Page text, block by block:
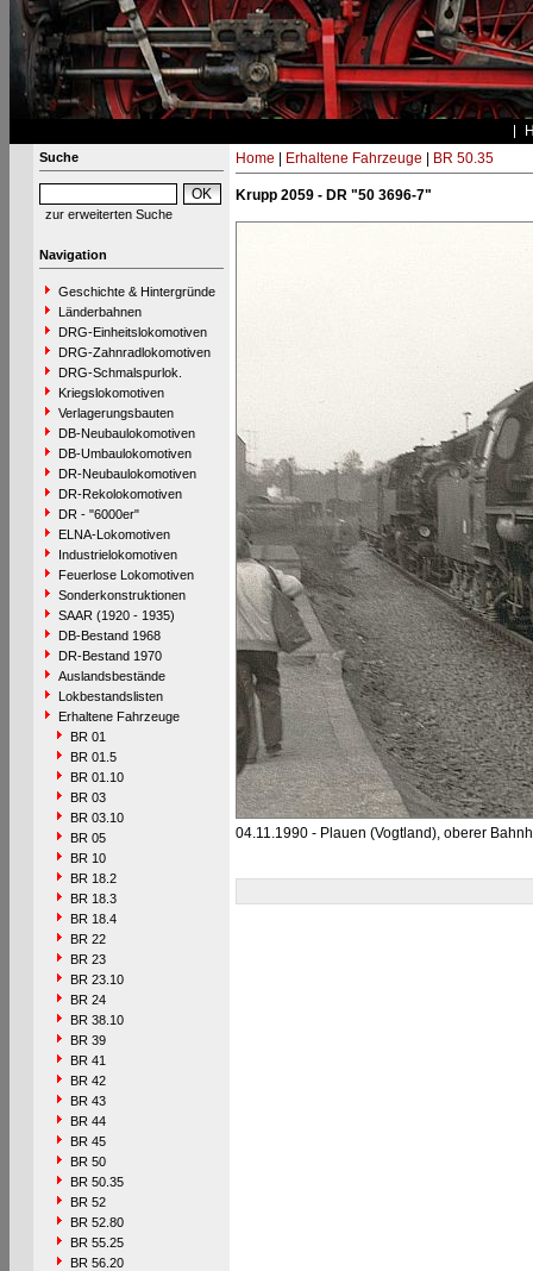
Suche
zur erweiterten Suche
Navigation
Geschichte & Hintergründe
Länderbahnen
DRG-Einheitslokomotiven
DRG-Zahnradlokomotiven
DRG-Schmalspurlok.
Kriegslokomotiven
Verlagerungsbauten
DB-Neubaulokomotiven
DB-Umbaulokomotiven
DR-Neubaulokomotiven
DR-Rekolokomotiven
DR - "6000er"
ELNA-Lokomotiven
Industrielokomotiven
Feuerlose Lokomotiven
Sonderkonstruktionen
SAAR (1920 - 1935)
DB-Bestand 1968
DR-Bestand 1970
Auslandsbestände
Lokbestandslisten
Erhaltene Fahrzeuge
BR 01
BR 01.5
BR 01.10
BR 03
BR 03.10
BR 05
BR 10
BR 18.2
BR 18.3
BR 18.4
BR 22
BR 23
BR 23.10
BR 24
BR 38.10
BR 39
BR 41
BR 42
BR 43
BR 44
BR 45
BR 50
BR 50.35
BR 52
BR 52.80
BR 55.25
BR 56.20
Home Erhaltene Fahrzeuge BR 50.35
Krupp 2059 - DR "50 3696-7"
04.11.1990 - Plauen (Vogtland), oberer